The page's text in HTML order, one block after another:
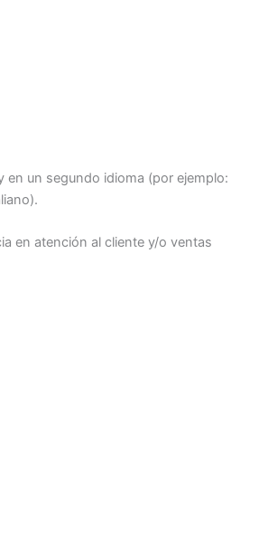
en un segundo idioma (por ejemplo:
en atención al cliente y/o ventas